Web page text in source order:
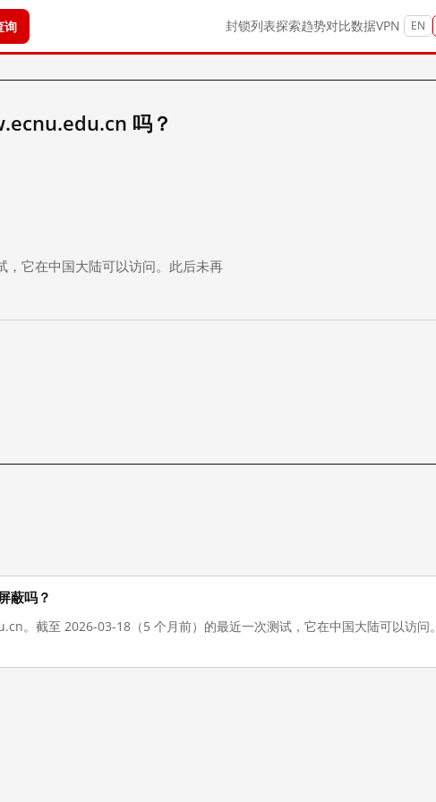
询 封锁列表探索趋势对比数据VPN EN
吗？
它在中国大陆可以访问。此后未再
蔽吗？
。截至 2026-03-18（5 个月前）的最近一次测试，它在中国大陆可以访问